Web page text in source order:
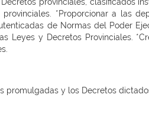
provinciales. *Proporcionar a las
de Normas del Poder
Leyes y Decretos Provinciales.
promulgadas y los Decretos